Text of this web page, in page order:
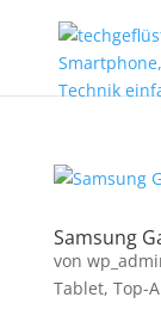
Samsung
von
Tablet, Top-